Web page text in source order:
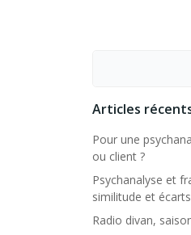
Articles
Pour une
ou client ?
Psychanalyse et
similitude et écarts
Radio divan,